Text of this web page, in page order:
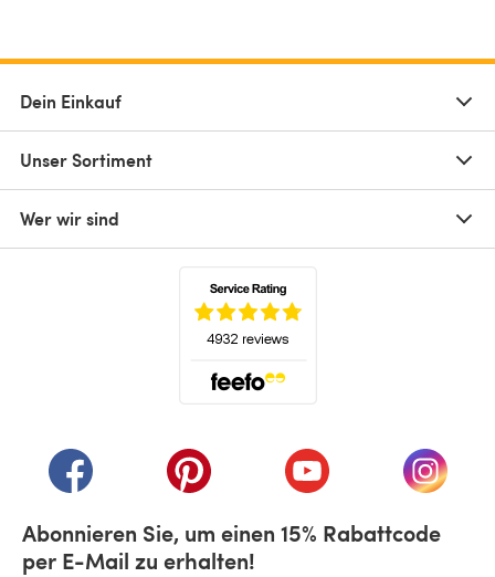
Dein Einkauf
Unser Sortiment
Wer wir sind
(öffnet sich in einem neuen Tab)
(öffnet sich in einem neuen Tab)
(öffnet sich in einem
(öffnet
Abonnieren Sie, um einen 15% Rabattcode
per E-Mail zu erhalten!